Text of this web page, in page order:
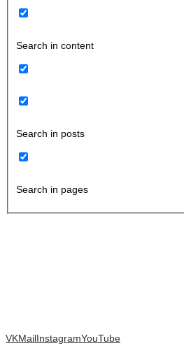
Search in content
Search in posts
Search in pages
VKMailInstagramYouTube